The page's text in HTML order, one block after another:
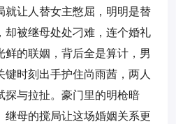
就让人替女主憋屈，明明是替
却被继母处处刁难，连个婚礼
的联姻，背后全是算计，男
键时刻出手护住尚雨茜，两人
探与拉扯。豪门里的明枪暗
继母的搅局让这场婚姻关系更